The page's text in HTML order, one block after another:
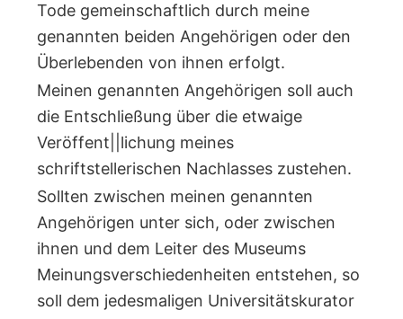
Tode gemeinschaftlich durch meine
genannten beiden Angehörigen oder den
Überlebenden von ihnen erfolgt.
Meinen genannten Angehörigen soll auch
die Entschließung über die etwaige
Veröffent||lichung meines
schriftstellerischen Nachlasses zustehen.
Sollten zwischen meinen genannten
Angehörigen unter sich, oder zwischen
ihnen und dem Leiter des Museums
Meinungsverschiedenheiten entstehen, so
soll dem jedesmaligen Universitätskurator